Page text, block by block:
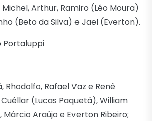
Arthur, Ramiro (Léo Moura)
(Beto da Silva) e Jael (Everton).
Portaluppi
Rhodolfo, Rafael Vaz e Renê
(Lucas Paquetá), William
Araújo e Everton Ribeiro;